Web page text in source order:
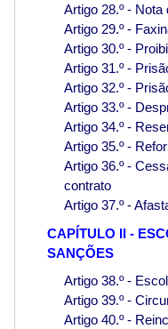
Artigo 28.º -
Artigo 29.º -
Artigo 30.º -
Artigo 31.º -
Artigo 32.º -
Artigo 33.º -
Artigo 34.º -
Artigo 35.º -
Artigo 36.º -
contrato
Artigo 37.º -
CAPÍTULO II -
SANÇÕES
Artigo 38.º -
Artigo 39.º -
Artigo 40.º -